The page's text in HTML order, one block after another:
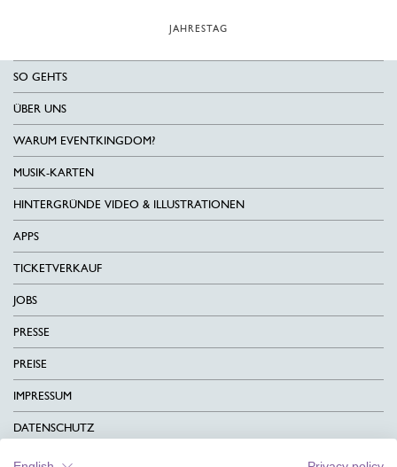
JAHRESTAG
SO GEHTS
ÜBER UNS
WARUM EVENTKINGDOM?
MUSIK-KARTEN
HINTERGRÜNDE VIDEO & ILLUSTRATIONEN
APPS
TICKETVERKAUF
JOBS
PRESSE
PREISE
IMPRESSUM
DATENSCHUTZ
KONTAKT